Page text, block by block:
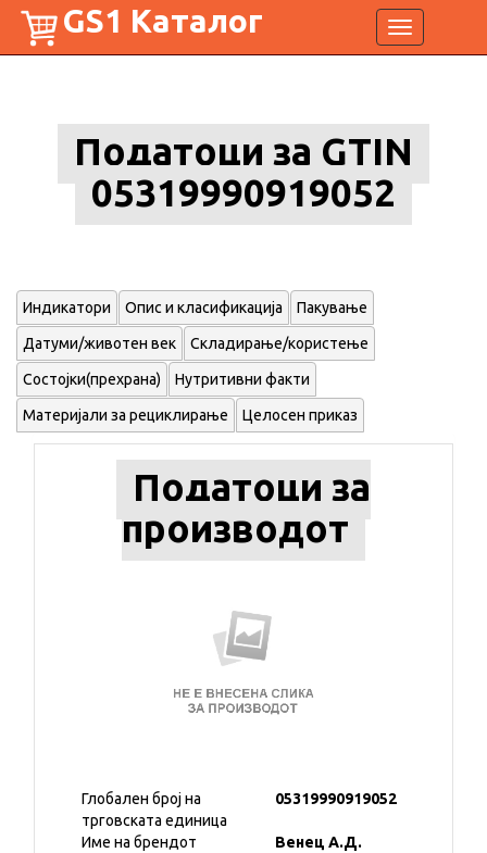
Toggle
navigation
GS1 Каталог
Податоци за GTIN
05319990919052
Индикатори Опис и класификација Пакување
Датуми/животен век Складирање/користење
Состојки(прехрана) Нутритивни факти
Материјали за рециклирање Целосен приказ
Податоци за
производот
Глобален број на
трговската единица
05319990919052
Име на брендот
Венец А.Д.